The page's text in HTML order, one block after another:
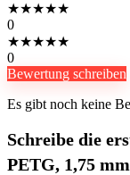
★★★★★
0
★★★★★
0
Bewertung schreiben
Es gibt noch keine
Schreibe die
PETG, 1,75